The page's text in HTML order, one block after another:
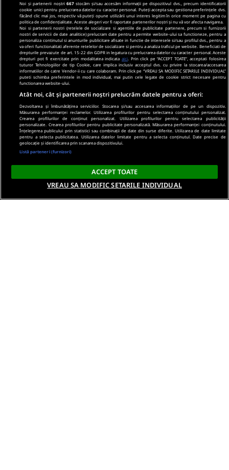
Noi și partenerii noștri667 stocăm și/sau accesăm informații pe dispozitivul dvs., precum identificatorii
cookie unici pentru prelucrarea datelor cu caracter personal. Puteți accepta sau gestiona preferințele dvs.
făcând clic mai jos, respectiv vă puteți opune utilizării unui interes legitim în orice moment pe pagina cu
politica de confidențialitate. Aceste alegeri vor fi raportate partenerilor noștri și nu vă vor afecta navigarea.
Noi si partenerii nostri (retelele de socializare si agentiile de publicitate partenere, precum si furnizorii
nostri de servicii de date analitice) prelucram date pentru a permite website-ului sa functioneze, pentru a
personaliza continutul si anunturile publicitare afisate in functie de interesele si/sau profilul dvs., pentru a
va oferi functionalitati aferente retelelor de socializare si pentru a analiza traficul pe website. Beneficiati de
drepturile prevazute de art. 15-22 din GDPR in legatura cu prelucrarea datelor cu caracter personal. Aceste
drepturi pot fi exercitate prin modalitatea indicata aici . Prin click pe “ACCEPT TOATE”, acceptati folosirea
tuturor Tehnologiilor de tip Cookie, care implica inclusiv acceptul dvs. cu privire la stocarea/accesarea
informatiilor de catre Vendor-ii cu care colaboram. Prin click pe “VREAU SA MODIFIC SETARILE INDIVIDUAL”
puteti schimba preferintele in mod individual, mai putin cele legate de cookie strict necesare pentru
functionarea website-ului.
Atât noi, cât și partenerii noștri prelucrăm datele pentru a oferi:
Dezvoltarea și îmbunătățirea serviciilor. Stocarea și/sau accesarea informațiilor de pe un dispozitiv.
Măsurarea performanței reclamelor. Utilizarea profilurilor pentru selectarea conținutului personalizat.
Crearea profilurilor de conținut personalizat. Utilizarea profilurilor pentru selectarea publicității
personalizate. Crearea profilurilor pentru publicitate personalizată. Măsurarea performanței conținutului.
Înțelegerea publicului prin statistici sau combinații de date din surse diferite. Utilizarea de date limitate
pentru a selecta publicitatea. Utilizarea datelor limitate pentru a selecta conținutul. Date precise de
geolocație și identificarea prin scanarea dispozitivului.
Listă parteneri (furnizori)
ACCEPT TOATE
VREAU SA MODIFIC SETARILE INDIVIDUAL